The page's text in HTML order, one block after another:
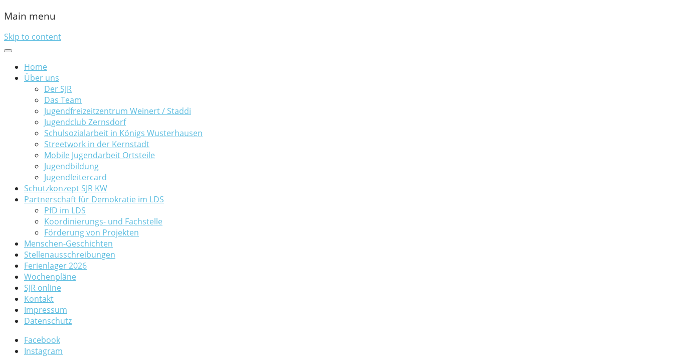
Main menu
Skip to content
Home
Über uns
Der SJR
Das Team
Jugendfreizeitzentrum Weinert / Staddi
Jugendclub Zernsdorf
Schulsozialarbeit in Königs Wusterhausen
Streetwork in der Kernstadt
Mobile Jugendarbeit Ortsteile
Jugendbildung
Jugendleitercard
Schutzkonzept SJR KW
Partnerschaft für Demokratie im LDS
PfD im LDS
Koordinierungs- und Fachstelle
Förderung von Projekten
Menschen-Geschichten
Stellenausschreibungen
Ferienlager 2026
Wochenpläne
SJR online
Kontakt
Impressum
Datenschutz
Facebook
Instagram